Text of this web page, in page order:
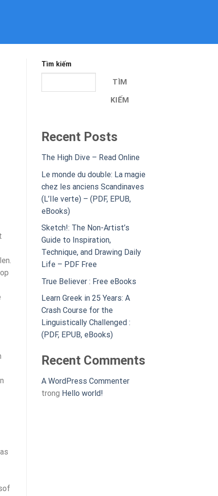
Tìm kiếm
TÌM
KIẾM
Recent Posts
The High Dive – Read Online
Le monde du double: La magie
chez les anciens Scandinaves
(L’Ile verte) – (PDF, EPUB,
eBooks)
Sketch!: The Non-Artist’s
Guide to Inspiration,
Technique, and Drawing Daily
Life – PDF Free
True Believer : Free eBooks
Learn Greek in 25 Years: A
Crash Course for the
Linguistically Challenged :
(PDF, EPUB, eBooks)
Recent Comments
A WordPress Commenter
trong Hello world!